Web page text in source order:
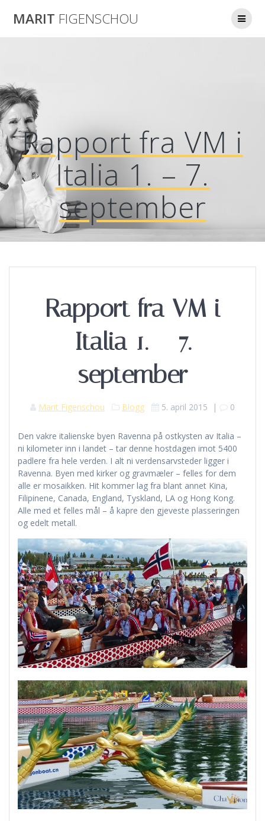
to
MARIT FIGENSCHOU
Rapport fra VM i
Italia 1. – 7.
september
Rapport fra VM i
Italia 1. – 7.
september
Marit Figenschou Blogg 5. april 2015 | 0
Den vakre italienske byen Ravenna på ostkysten av Italia –
ni kilometer inn i landet – tar denne hostdagen imot 5400
padlere fra hele verden. I alt ni verdensarvsteder ligger i
Ravenna. Byen med kirker og gravmæler – felles for dem
alle er mosaikken. Hit kommer lag fra blant annet Kina,
Filipinene, Canada, England, Tyskland, LA og Hong Kong.
Alle med et felles mål – å kapre den gjeveste plasseringen
og edelt metall.